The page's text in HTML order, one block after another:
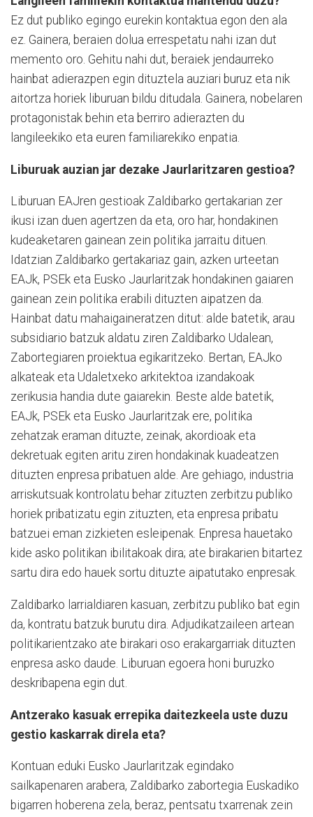
Ez dut publiko egingo eurekin kontaktua egon den ala
ez. Gainera, beraien dolua errespetatu nahi izan dut
memento oro. Gehitu nahi dut, beraiek jendaurreko
hainbat adierazpen egin dituztela auziari buruz eta nik
aitortza horiek liburuan bildu ditudala. Gainera, nobelaren
protagonistak behin eta berriro adierazten du
langileekiko eta euren familiarekiko enpatia.
Liburuak auzian jar dezake Jaurlaritzaren gestioa?
Liburuan EAJren gestioak Zaldibarko gertakarian zer
ikusi izan duen agertzen da eta, oro har, hondakinen
kudeaketaren gainean zein politika jarraitu dituen.
Idatzian Zaldibarko gertakariaz gain, azken urteetan
EAJk, PSEk eta Eusko Jaurlaritzak hondakinen gaiaren
gainean zein politika erabili dituzten aipatzen da.
Hainbat datu mahaigaineratzen ditut: alde batetik, arau
subsidiario batzuk aldatu ziren Zaldibarko Udalean,
Zabortegiaren proiektua egikaritzeko. Bertan, EAJko
alkateak eta Udaletxeko arkitektoa izandakoak
zerikusia handia dute gaiarekin. Beste alde batetik,
EAJk, PSEk eta Eusko Jaurlaritzak ere, politika
zehatzak eraman dituzte, zeinak, akordioak eta
dekretuak egiten aritu ziren hondakinak kuadeatzen
dituzten enpresa pribatuen alde. Are gehiago, industria
arriskutsuak kontrolatu behar zituzten zerbitzu publiko
horiek pribatizatu egin zituzten, eta enpresa pribatu
batzuei eman zizkieten esleipenak. Enpresa hauetako
kide asko politikan ibilitakoak dira; ate birakarien bitartez
sartu dira edo hauek sortu dituzte aipatutako enpresak.
Zaldibarko larrialdiaren kasuan, zerbitzu publiko bat egin
da, kontratu batzuk burutu dira. Adjudikatzaileen artean
politikarientzako ate birakari oso erakargarriak dituzten
enpresa asko daude. Liburuan egoera honi buruzko
deskribapena egin dut.
Antzerako kasuak errepika daitezkeela uste duzu
gestio kaskarrak direla eta?
Kontuan eduki Eusko Jaurlaritzak egindako
sailkapenaren arabera, Zaldibarko zabortegia Euskadiko
bigarren hoberena zela, beraz, pentsatu txarrenak zein